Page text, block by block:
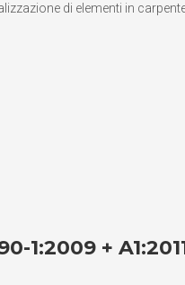
di elementi in
1:2009 +